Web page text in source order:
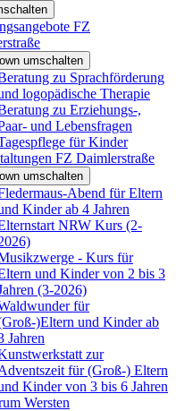
FZ
umschalten
zu Sprachförderung
logopädische Therapie
zu Erziehungs-,
und Lebensfragen
für Kinder
FZ Daimlerstraße
umschalten
Abend für Eltern
Kinder ab 4 Jahren
NRW Kurs (2-
- Kurs für
und Kinder von 2 bis 3
(3-2026)
für
)Eltern und Kinder ab
Jahren
zur
für (Groß-) Eltern
Kinder von 3 bis 6 Jahren
Wersten